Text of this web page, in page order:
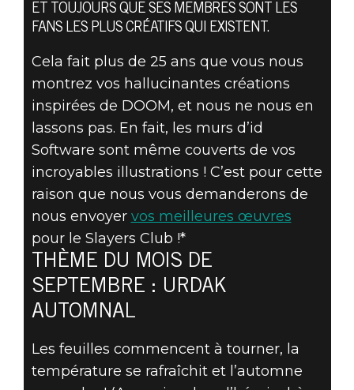
PROPOSEZ VOS
CRÉATIONS
INSPIRÉES DE
DOOM - THÈME
DU MOIS DE
SEPTEMBRE :
URDAK
AUTOMNAL
ET TOUJOURS QUE SES MEMBRES SONT LES
FANS LES PLUS CRÉATIFS QUI EXISTENT.
Cela fait plus de 25 ans que vous nous
montrez vos hallucinantes créations
inspirées de DOOM, et nous ne nous en
lassons pas. En fait, les murs d’id
Software sont même couverts de vos
incroyables illustrations ! C’est pour cette
raison que nous vous demanderons de
nous envoyer vos meilleures œuvres
pour le Slayers Club !*
THÈME DU MOIS DE
SEPTEMBRE : URDAK
AUTOMNAL
Les feuilles commencent à tourner, la
température se rafraîchit et l’automne